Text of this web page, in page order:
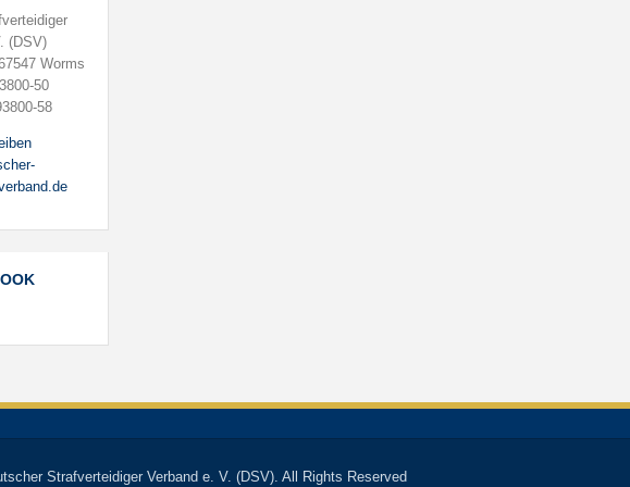
(DSV)
Worms
50
58
Strafverteidiger Verband e. V. (DSV). All Rights Reserved